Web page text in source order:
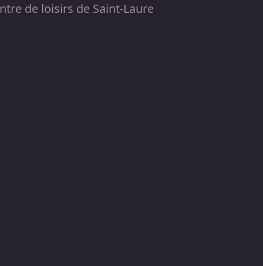
de loisirs de Saint-Laure